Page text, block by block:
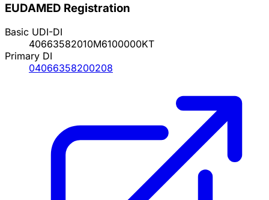
EUDAMED Registration
Basic UDI-DI
40663582010M6100000KT
Primary DI
04066358200208